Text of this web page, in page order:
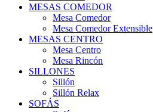
MESAS COMEDOR
Mesa Comedor
Mesa Comedor Extensible
MESAS CENTRO
Mesa Centro
Mesa Rincón
SILLONES
Sillón
Sillón Relax
SOFÁS